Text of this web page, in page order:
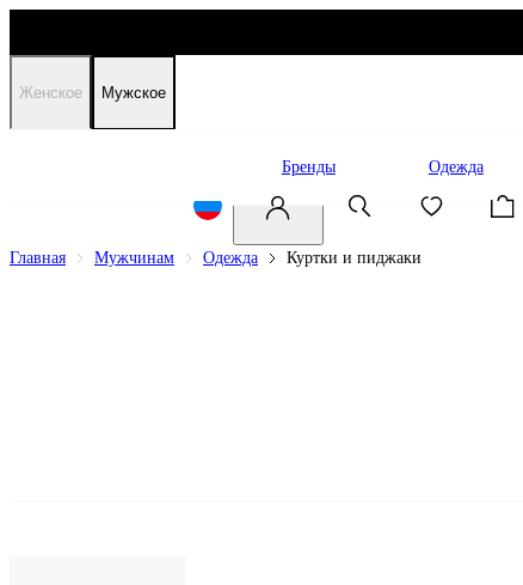
Женское Мужское
Бренды Одежда
Главная Мужчинам Одежда Куртки и пиджаки